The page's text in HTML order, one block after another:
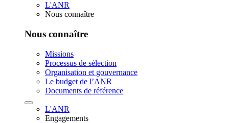
L'ANR
Nous connaître
Nous connaître
Missions
Processus de sélection
Organisation et gouvernance
Le budget de l’ANR
Documents de référence
L'ANR
Engagements